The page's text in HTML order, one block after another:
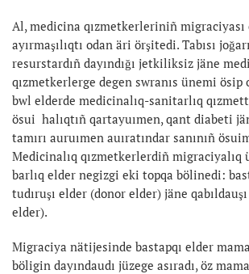
Al, medicina qızmetkerleriniñ migraciyası
ayırmaşılıqtı odan äri örşitedi. Tabısı
re­surs­tardıñ dayındığı jetkiliksiz jäne
qızmetkerlerge degen swranıs ünemi ösip
bwl elderde medici­nalıq-sanitarlıq
ösui halıqtıñ qartayuımen, qant dia­beti
tamırı auruımen auı­ratındar sanınıñ
Medicinalıq qızmetkerlerdiñ mig­raciyalıq
barlıq elder negizgi eki topqa bölinedi:
tudıruşı elder (donor elder) jäne
elder).
Migraciya nätijesinde bastapqı elder
böligin dayındaudı jü­ze­ge asıradı, öz